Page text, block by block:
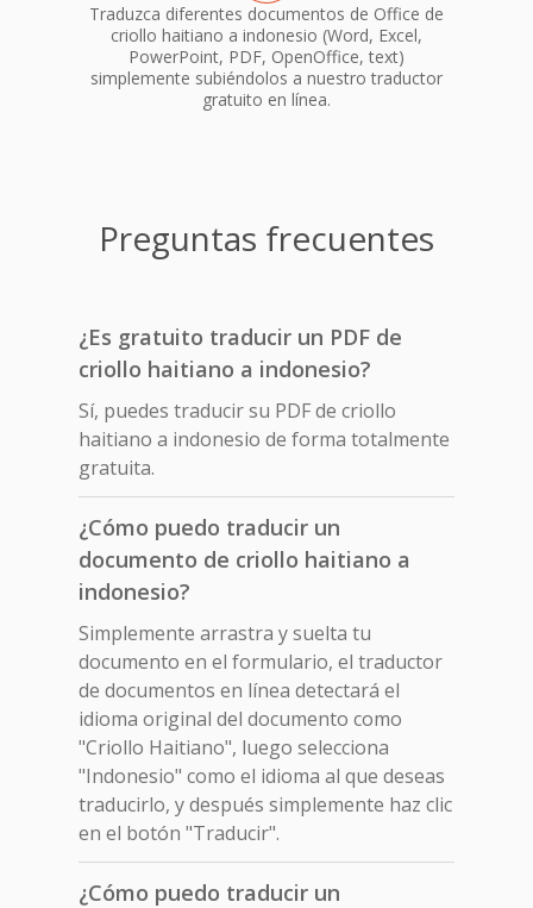
Traduzca diferentes documentos de Office de
criollo haitiano a indonesio (Word, Excel,
PowerPoint, PDF, OpenOffice, text)
simplemente subiéndolos a nuestro traductor
gratuito en línea.
Preguntas frecuentes
¿Es gratuito traducir un PDF de
criollo haitiano a indonesio?
Sí, puedes traducir su PDF de criollo
haitiano a indonesio de forma totalmente
gratuita.
¿Cómo puedo traducir un
documento de criollo haitiano a
indonesio?
Simplemente arrastra y suelta tu
documento en el formulario, el traductor
de documentos en línea detectará el
idioma original del documento como
"Criollo Haitiano", luego selecciona
"Indonesio" como el idioma al que deseas
traducirlo, y después simplemente haz clic
en el botón "Traducir".
¿Cómo puedo traducir un